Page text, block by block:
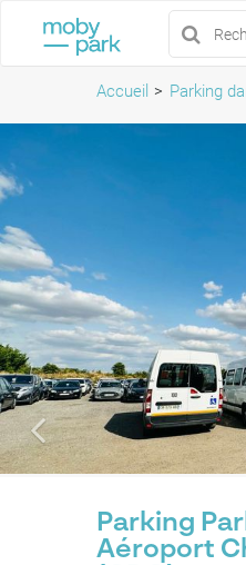
Accueil Parking
Parking
Aéroport